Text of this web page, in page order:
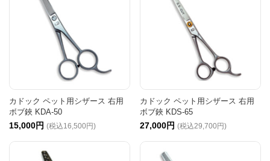
カドック ペット用シザース 右用
ボブ鋏 KDA-50
15,000円 (税込16,500円)
カドック ペット用シザース 右用
ボブ鋏 KDS-65
27,000円 (税込29,700円)